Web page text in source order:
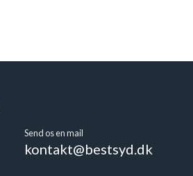
Send os en mail
kontakt@bestsyd.dk